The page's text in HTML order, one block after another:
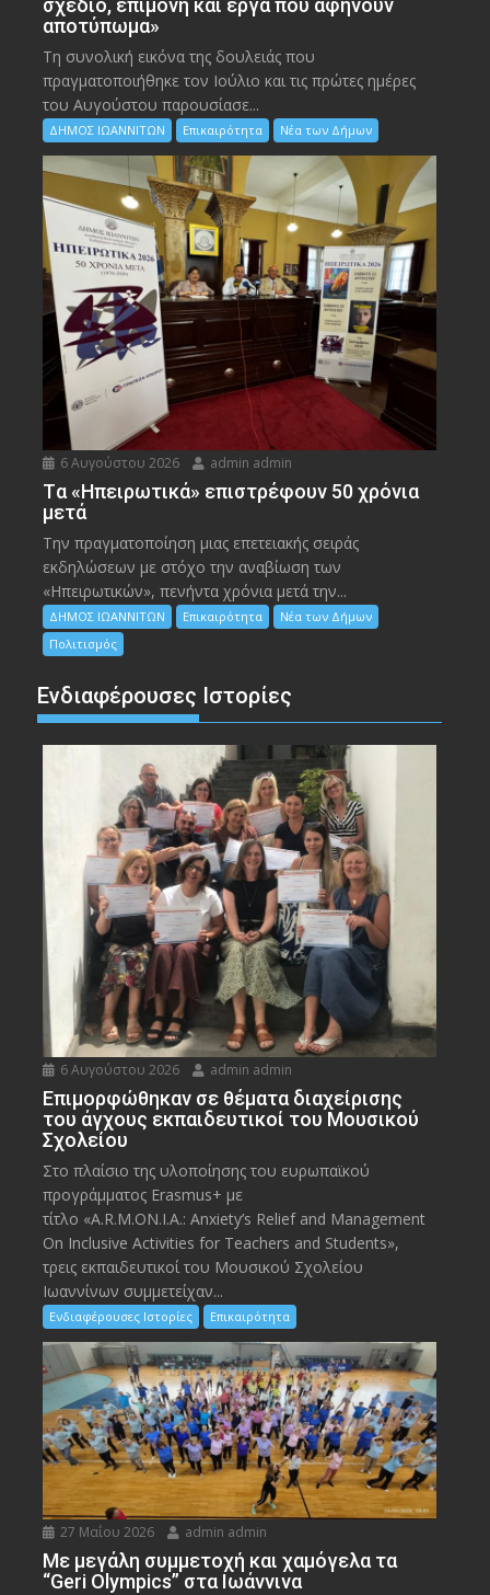
αποτύπωμα»
Τη συνολική εικόνα της δουλειάς που
πραγματοποιήθηκε τον Ιούλιο και τις πρώτες ημέρες
του Αυγούστου παρουσίασε...
ΔΗΜΟΣ ΙΩΑΝΝΙΤΩΝ Επικαιρότητα Νέα των Δήμων
6 Αυγούστου 2026 admin admin
Tα «Ηπειρωτικά» επιστρέφουν 50 χρόνια
μετά
Την πραγματοποίηση μιας επετειακής σειράς
εκδηλώσεων με στόχο την αναβίωση των
«Ηπειρωτικών», πενήντα χρόνια μετά την...
ΔΗΜΟΣ ΙΩΑΝΝΙΤΩΝ Επικαιρότητα
Νέα των Δήμων
Πολιτισμός
Ενδιαφέρουσες Ιστορίες
6 Αυγούστου 2026 admin admin
Eπιμορφώθηκαν σε θέματα διαχείρισης
του άγχους εκπαιδευτικοί του Μουσικού
Σχολείου
Στο πλαίσιο της υλοποίησης του ευρωπαϊκού
προγράμματος Erasmus+ με
τίτλο «A.R.M.ON.I.A.: Anxiety’s Relief and Management
On Inclusive Activities for Teachers and Students»,
τρεις εκπαιδευτικοί του Μουσικού Σχολείου
Ιωαννίνων συμμετείχαν...
Ενδιαφέρουσες Ιστορίες Επικαιρότητα
27 Μαΐου 2026 admin admin
Με μεγάλη συμμετοχή και χαμόγελα τα
“Geri Olympics” στα Ιωάννινα